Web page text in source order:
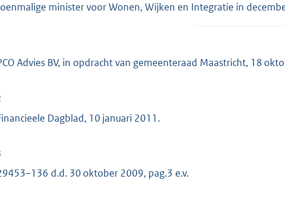
minister voor Wonen, Wijken en Integratie in
Advies BV, in opdracht van gemeenteraad Maastricht, 18
Dagblad, 10 januari 2011.
d.d. 30 oktober 2009, pag.3 e.v.